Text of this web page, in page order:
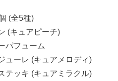
(全5種)
(キュアピーチ)
パフューム
ューレ (キュアメロディ)
テッキ (キュアミラクル)